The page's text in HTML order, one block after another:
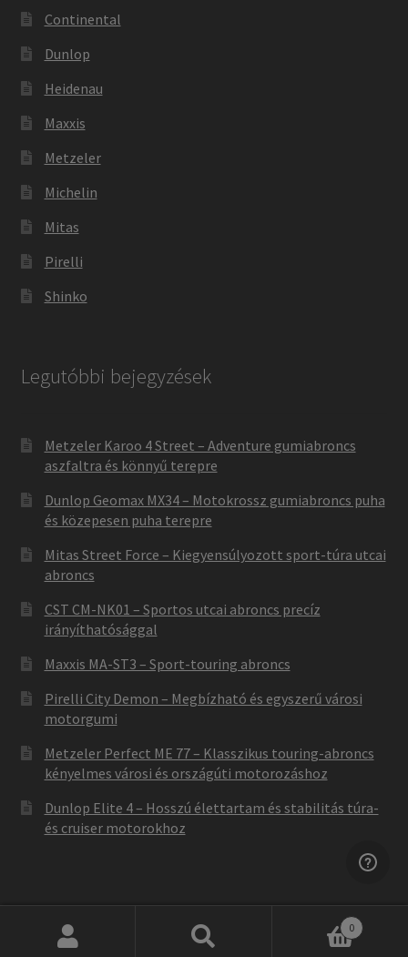
Continental
Dunlop
Heidenau
Maxxis
Metzeler
Michelin
Mitas
Pirelli
Shinko
Legutóbbi bejegyzések
Metzeler Karoo 4 Street – Adventure gumiabroncs
aszfaltra és könnyű terepre
Dunlop Geomax MX34 – Motokrossz gumiabroncs puha
és közepesen puha terepre
Mitas Street Force – Kiegyensúlyozott sport-túra utcai
abroncs
CST CM-NK01 – Sportos utcai abroncs precíz
irányíthatósággal
Maxxis MA-ST3 – Sport-touring abroncs
Pirelli City Demon – Megbízható és egyszerű városi
motorgumi
Metzeler Perfect ME 77 – Klasszikus touring-abroncs
kényelmes városi és országúti motorozáshoz
Dunlop Elite 4 – Hosszú élettartam és stabilitás túra-
és cruiser motorokhoz
Keresés
0